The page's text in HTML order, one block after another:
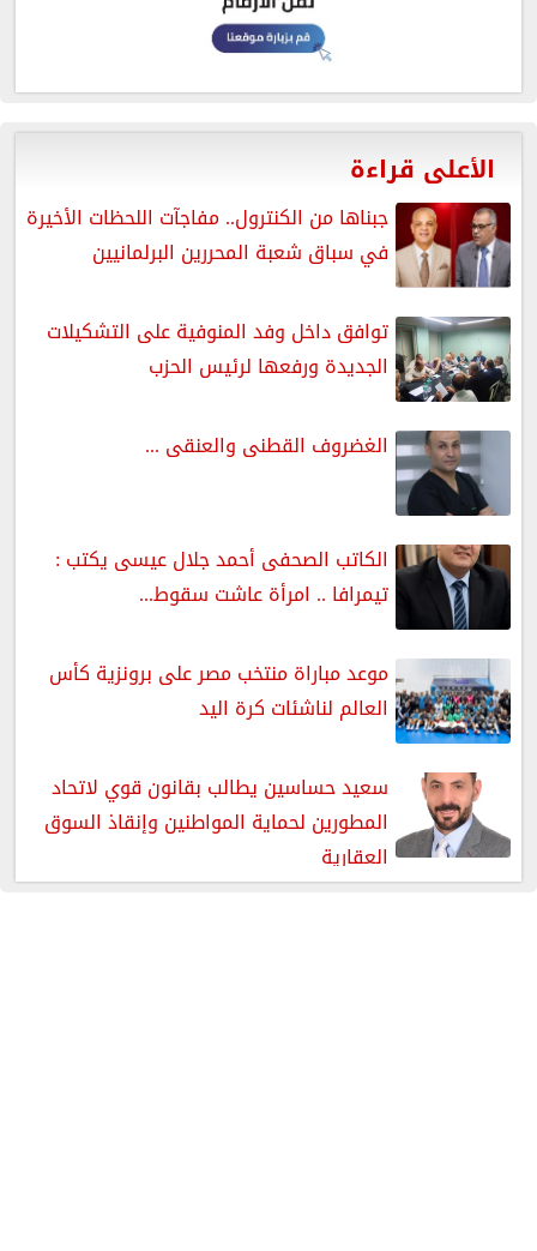
الأعلى قراءة
جبناها من الكنترول.. مفاجآت اللحظات الأخيرة
في سباق شعبة المحررين البرلمانيين
توافق داخل وفد المنوفية على التشكيلات
الجديدة ورفعها لرئيس الحزب
الغضروف القطنى والعنقى ...
الكاتب الصحفى أحمد جلال عيسى يكتب :
تيمرافا .. امرأة عاشت سقوط...
موعد مباراة منتخب مصر على برونزية كأس
العالم لناشئات كرة اليد
سعيد حساسين يطالب بقانون قوي لاتحاد
المطورين لحماية المواطنين وإنقاذ السوق
العقارية